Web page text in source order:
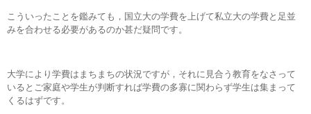
こういったことを鑑みても，国立大の学費を上げて私立大の学費と足並
みを合わせる必要があるのか甚だ疑問です。
大学により学費はまちまちの状況ですが，それに見合う教育をなさって
いるとご家庭や学生が判断すれば学費の多寡に関わらず学生は集まって
くるはずです。